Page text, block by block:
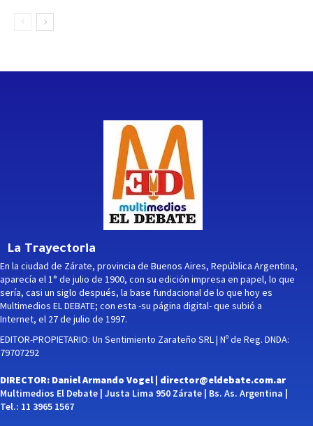
La Trayectoria
En la ciudad de Zárate, provincia de Buenos Aires, República Argentina,
aparecía el 1° de julio de 1900, con su edición impresa en papel, lo que
sería, casi un siglo después, la base fundacional de lo que hoy es
Multimedios EL DEBATE; con esta -su página digital- que subió a
Internet, el 27 de julio de 1997.
EDITOR-PROPIETARIO: Un Sentimiento Zarateño SRL | Nº de Reg. DNDA:
79707292
DIRECTOR: Daniel Armando Vogel | director@eldebate.com.ar
Multimedios El Debate | Justa Lima 950 Zárate | Bs. As. Argentina |
Tel.: 11 3965 1567